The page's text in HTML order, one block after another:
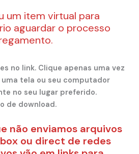
um item virtual para
aguardar o processo
no link. Clique apenas uma vez
tela ou seu computador
no seu lugar preferido.
de download.
não enviamos arquivos
ou direct de redes